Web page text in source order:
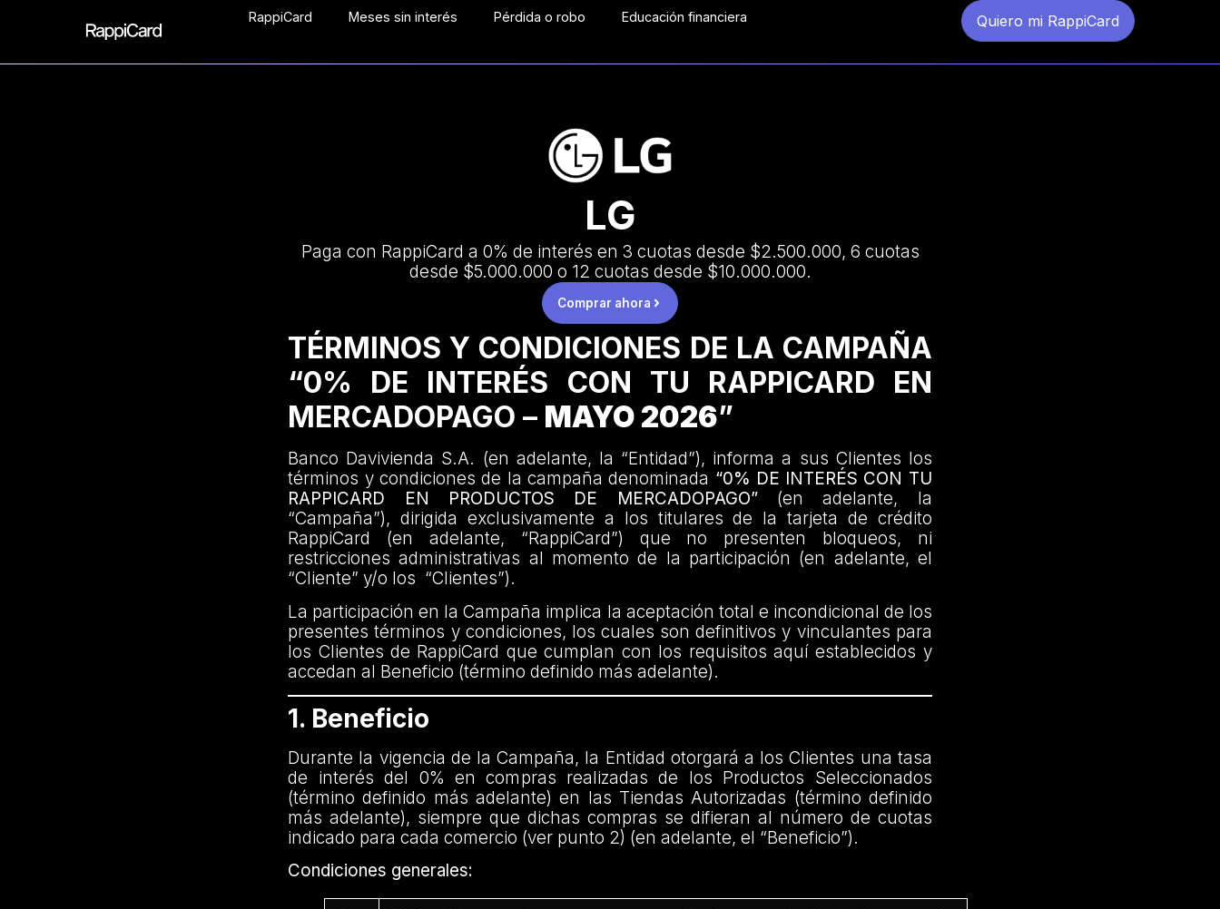
RappiCard Meses sin interés Pérdida o robo Educación financiera Quiero mi RappiCard
LG
Paga con RappiCard a 0% de interés en 3 cuotas desde $2.500.000, 6 cuotas
desde $5.000.000 o 12 cuotas desde $10.000.000.
Comprar ahora
TÉRMINOS Y CONDICIONES DE LA CAMPAÑA
“0% DE INTERÉS CON TU RAPPICARD EN
MERCADOPAGO – MAYO 2026”
Banco Davivienda S.A. (en adelante, la “Entidad”), informa a sus Clientes los
términos y condiciones de la campaña denominada “0% DE INTERÉS CON TU
RAPPICARD EN PRODUCTOS DE MERCADOPAGO”(en adelante, la
“Campaña”), dirigida exclusivamente a los titulares de la tarjeta de crédito
RappiCard (en adelante, “RappiCard”) que no presenten bloqueos, ni
restricciones administrativas al momento de la participación (en adelante, el
“Cliente” y/o los “Clientes”).
La participación en la Campaña implica la aceptación total e incondicional de los
presentes términos y condiciones, los cuales son definitivos y vinculantes para
los Clientes de RappiCard que cumplan con los requisitos aquí establecidos y
accedan al Beneficio (término definido más adelante).
1. Beneficio
Durante la vigencia de la Campaña, la Entidad otorgará a los Clientes una tasa
de interés del 0% en compras realizadas de los Productos Seleccionados
(término definido más adelante) en las Tiendas Autorizadas (término definido
más adelante), siempre que dichas compras se difieran al número de cuotas
indicado para cada comercio (ver punto 2) (en adelante, el “Beneficio”).
Condiciones generales: